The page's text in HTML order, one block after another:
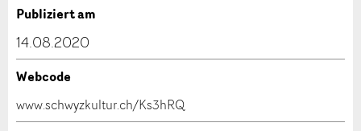
Nachricht
* Eingabe erforderlich
ANZEIGE WEITEREMPFEHLEN
Schliessen
dieser Anzeige.
Publiziert am
14.08.2020
Webcode
www.schwyzkultur.ch/Ks3hRQ